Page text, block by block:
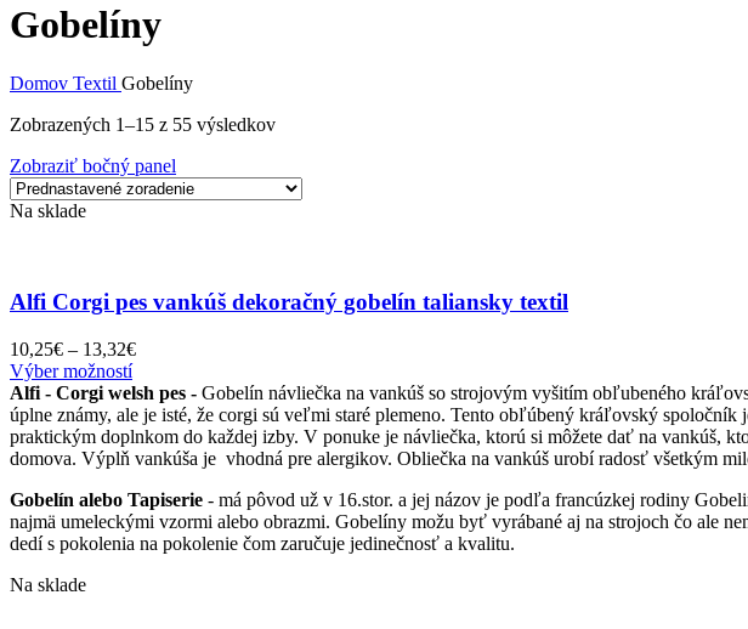
Gobelíny
Domov Textil Gobelíny
Zobrazených 1–15 z 55 výsledkov
Zobraziť bočný panel
Na sklade
Alfi Corgi pes vankúš dekoračný gobelín taliansky textil
10,25€ – 13,32€Price
10,25€
through
13,32€
Výber možnostíTento
produkt
má
viacero
variantov.
si
môžete
vybrať
Alfi - Corgi welsh pes - Gobelín návliečka na vankúš so strojovým vyšitím obľubeného
úplne známy, ale je isté, že corgi sú veľmi staré plemeno. Tento obľúbený kráľovský
praktickým doplnkom do každej izby. V ponuke je návliečka, ktorú si môžete dať na vankúš,
domova. Výplň vankúša je vhodná pre alergikov. Obliečka na vankúš urobí radosť všetkým
Gobelín alebo Tapiserie - má pôvod už v 16.stor. a jej názov je podľa francúzkej rodiny
najmä umeleckými vzormi alebo obrazmi. Gobelíny možu byť vyrábané aj na strojoch čo ale
dedí s pokolenia na pokolenie čom zaručuje jedinečnosť a kvalitu.
Na sklade